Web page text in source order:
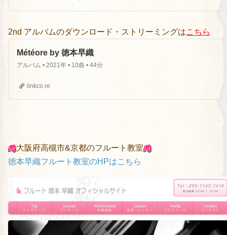
2nd アルバムのダウンロード・ストリーミングはこちら
Météore by 徳本早織
アルバム • 2021年 • 10曲 • 44分
linkco.re
大阪府高槻市&京都のフルート教室
徳本早織フルート教室のHPはこちら